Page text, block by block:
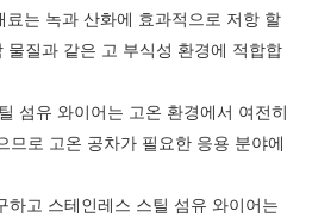
료는 녹과 산화에 효과적으로 저항 할
물질과 같은 고 부식성 환경에 적합합
섬유 와이어는 고온 환경에서 여전히
므로 고온 공차가 필요한 응용 분야에
하고 스테인레스 스틸 섬유 와이어는